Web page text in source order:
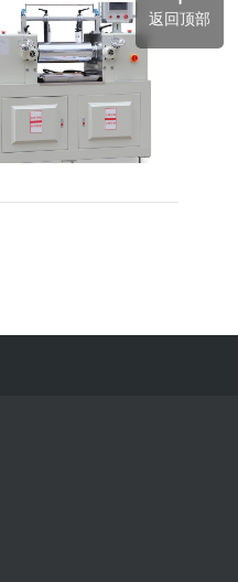
返回顶部